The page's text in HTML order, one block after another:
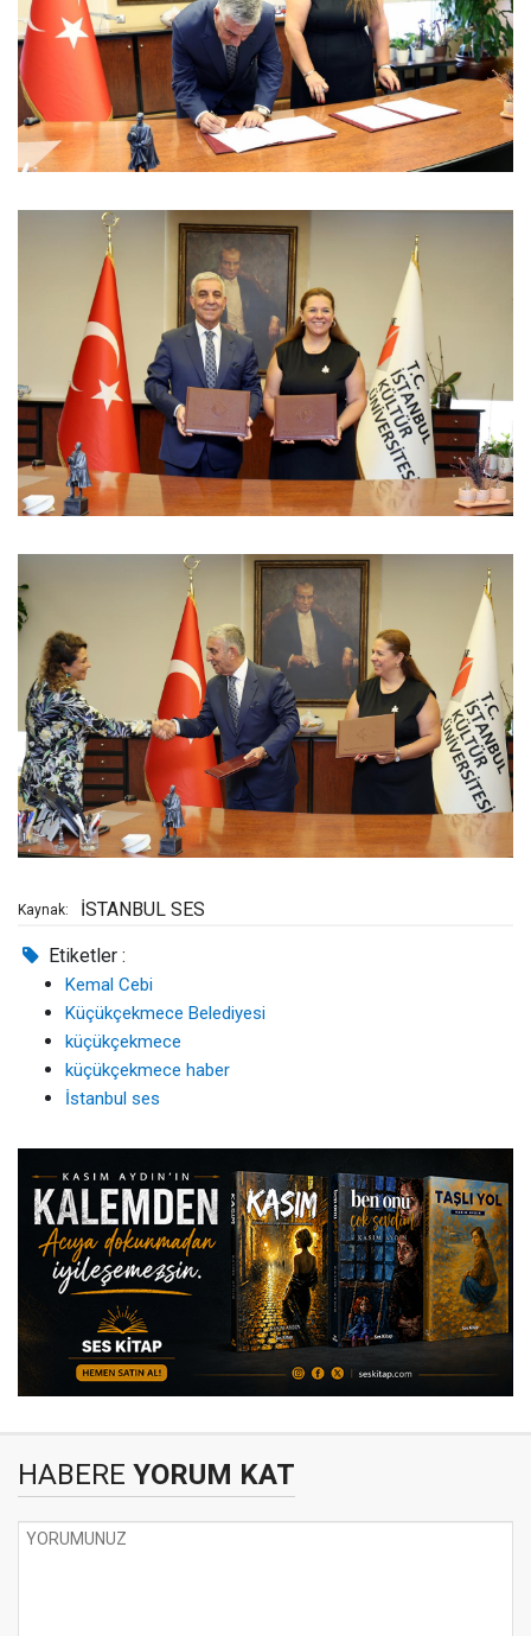
Kaynak: İSTANBUL SES
Etiketler :
Kemal Cebi
Küçükçekmece Belediyesi
küçükçekmece
küçükçekmece haber
İstanbul ses
HABERE YORUM KAT